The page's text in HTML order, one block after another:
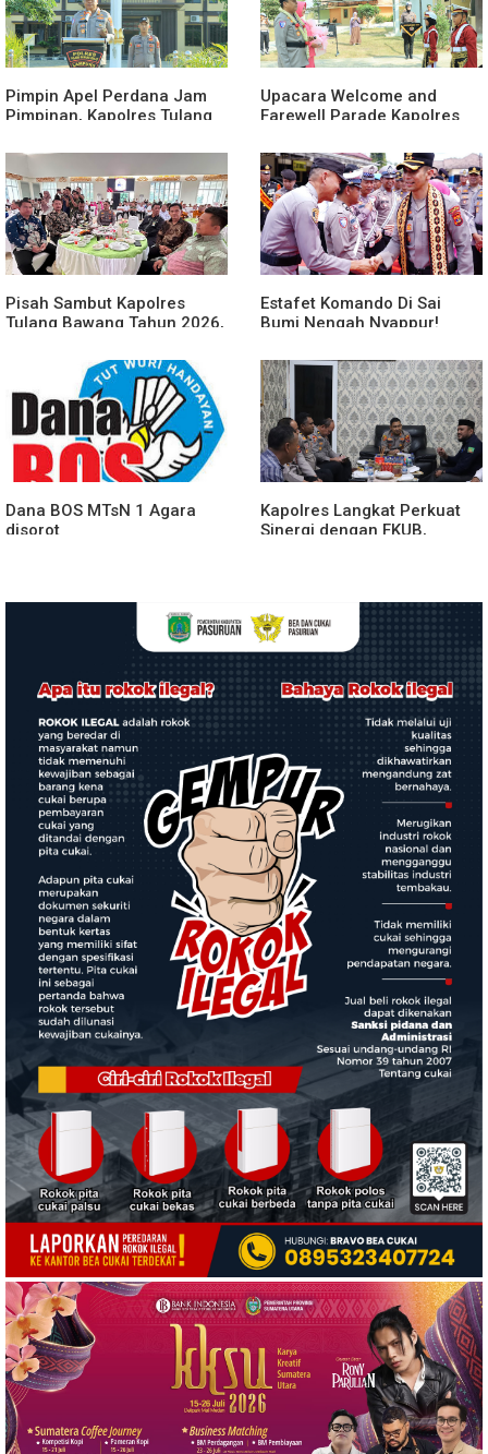
Pimpin Apel Perdana Jam
Pimpinan, Kapolres Tulang
dan Penekanan Pada
Personil
Upacara Welcome and
Farewell Parade Kapolres
Berlangsung Khidmat
Pisah Sambut Kapolres
Tulang Bawang Tahun 2026,
Forkopimda untuk Menjaga
Stabilitas Daerah
Estafet Komando Di Sai
Bumi Nengah Nyappur!
Dan Penyerahan Tunggul
Kesatuan Polres Tulang
Bawang Berlangsung
Spektakuler
Dana BOS MTsN 1 Agara
disorot
Kapolres Langkat Perkuat
Sinergi dengan FKUB,